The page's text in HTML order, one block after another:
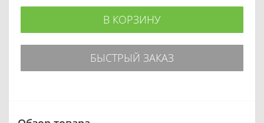
В КОРЗИНУ
БЫСТРЫЙ ЗАКАЗ